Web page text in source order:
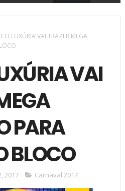
LUXÚRIA VAI TRAZER MEGA
VAI
PARA
BLOCO
2017 Carnaval 2017